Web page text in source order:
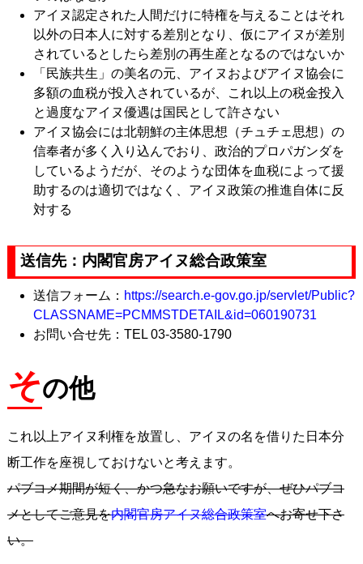
アイヌ認定された人間だけに特権を与えることはそれ
以外の日本人に対する差別となり、仮にアイヌが差別
されているとしたら差別の再生産となるのではないか
「民族共生」の美名の元、アイヌおよびアイヌ協会に
多額の血税が投入されているが、これ以上の税金投入
と過度なアイヌ優遇は国民として許さない
アイヌ協会には北朝鮮の主体思想（チュチェ思想）の
信奉者が多く入り込んでおり、政治的プロパガンダを
しているようだが、そのような団体を血税によって援
助するのは適切ではなく、アイヌ政策の推進自体に反
対する
送信先：内閣官房アイヌ総合政策室
送信フォーム： https://search.e-gov.go.jp/servlet/Public?
CLASSNAME=PCMMSTDETAIL&id=060190731
お問い合せ先：TEL 03-3580-1790
その他
これ以上アイヌ利権を放置し、アイヌの名を借りた日本分
断工作を座視しておけないと考えます。
パブコメ期間が短く、かつ急なお願いですが、ぜひパブコ
メとしてご意見を内閣官房アイヌ総合政策室へお寄せ下さ
い。